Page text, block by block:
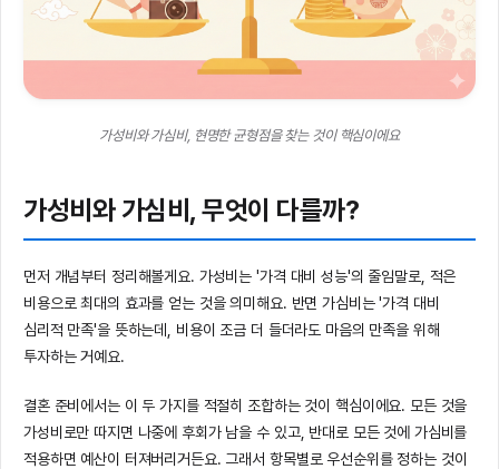
가성비와 가심비, 현명한 균형점을 찾는 것이 핵심이에요
가성비와 가심비, 무엇이 다를까?
먼저 개념부터 정리해볼게요. 가성비는 '가격 대비 성능'의 줄임말로, 적은
비용으로 최대의 효과를 얻는 것을 의미해요. 반면 가심비는 '가격 대비
심리적 만족'을 뜻하는데, 비용이 조금 더 들더라도 마음의 만족을 위해
투자하는 거예요.
결혼 준비에서는 이 두 가지를 적절히 조합하는 것이 핵심이에요. 모든 것을
가성비로만 따지면 나중에 후회가 남을 수 있고, 반대로 모든 것에 가심비를
적용하면 예산이 터져버리거든요. 그래서 항목별로 우선순위를 정하는 것이